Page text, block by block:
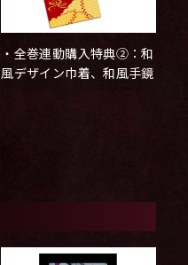
・全巻連動購入特典②：和
風デザイン巾着、和風手鏡